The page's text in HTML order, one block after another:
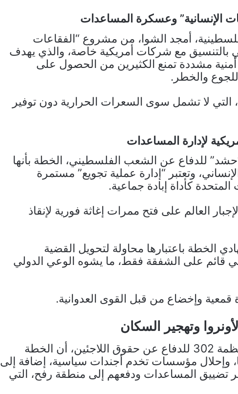
الإنسانية” وعسكرة المساعدات
أمجد الشوا، من مشروع “الفقاعات
بالتنسيق مع شركات أمريكية خاصة، والذي يهدف
مشددة تمنع الكثيرين من الحصول على
والخطر.
التي لا تشمل سوى السعرات الحرارية دون توفير
لإدارة المساعدات
للدفاع عن الشعب الفلسطيني، الخطة بأنها
وتعتبر “إدارة عملية تجويع” مستمرة
كأداة إبادة جماعية.
العالم على فتح ممرات إغاثة فورية لإنقاذ
الخطة باعتبارها محاولة لتحويل القضية
قائم على الشفقة فقط، ما يشوه الوعي الدولي
وإخضاع من قبل القوى العدوانية.
وتهجير السكان
وكشف الدكتور علي هويدي، رئيس المنظمة 302 للدفاع عن حقوق اللاجئين، أن الخطة
وإحلال مؤسسات تخدم أجندات سياسية، إضافة إلى
تضييق المساعدات ودفعهم إلى منطقة رفح، التي